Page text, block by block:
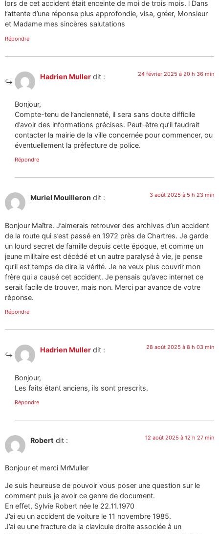
lors de cet accident était enceinte de moi de trois mois. l Dans
l’attente d’une réponse plus approfondie, visa, gréer, Monsieur
et Madame mes sincères salutations
Répondre
Hadrien Muller dit : 24 février 2025 à 20 h 36 min
Bonjour,
Compte-tenu de l’ancienneté, il sera sans doute difficile
d’avoir des informations précises. Peut-être qu’il faudrait
contacter la mairie de la ville concernée pour commencer, ou
éventuellement la préfecture de police.
Répondre
Muriel Mouilleron dit : 3 août 2025 à 5 h 23 min
Bonjour Maître. J’aimerais retrouver des archives d’un accident
de la route qui s’est passé en 1972 près de Chartres. Je garde
un lourd secret de famille depuis cette époque, et comme un
jeune militaire est décédé et un autre paralysé à vie, je pense
qu’il est temps de dire la vérité. Je ne veux plus couvrir mon
frère qui a causé cet accident. Je pensais qu’avec internet ce
serait facile de trouver, mais non. Merci par avance de votre
réponse.
Répondre
Hadrien Muller dit : 28 août 2025 à 8 h 03 min
Bonjour,
Les faits étant anciens, ils sont prescrits.
Répondre
Robert dit : 12 août 2025 à 12 h 27 min
Bonjour et merci MrMuller
Je suis heureuse de pouvoir vous poser une question sur le
comment puis je avoir ce genre de document.
En effet, Sylvie Robert née le 22.11.1970
J’ai eu un accident de voiture le 11 novembre 1985.
J’ai eu une fracture de la clavicule droite associée à un